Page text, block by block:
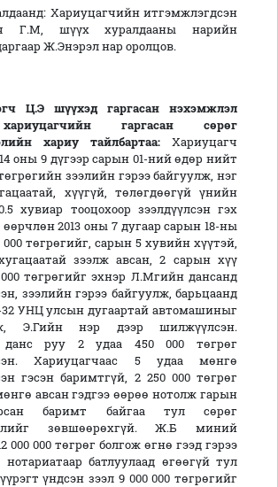
Хариуцагчийн итгэмжлэгдсэн
Г.М, шүүх хуралдааны нарийн
Ж.Энэрэл нар оролцов.
Ц.Э шүүхэд гаргасан нэхэмжлэл
гаргасан сөрөг
хариу тайлбартаа: Хариуцагч
оны 9 дүгээр сарын 01-ний өдөр нийт
төгрөгийн зээлийн гэрээ байгуулж, нэг
хүүгүй, төлөгдөөгүй үнийн
хувиар тооцохоор зээлдүүлсэн гэх
өөрчлөн 2013 оны 7 дугаар сарын 18-ны
000 төгрөгийг, сарын 5 хувийн хүүтэй,
зээлж авсан, 2 сарын хүү
000 төгрөгийг эхнэр Л.Мгийн дансанд
зээлийн гэрээ байгуулж, барьцаанд
32 УНЦ улсын дугаартай автомашиныг
Э.Гийн нэр дээр шилжүүлсэн.
руу 2 удаа 450 000 төгрөг
Хариуцагчаас 5 удаа мөнгө
гэсэн баримтгүй, 2 250 000 төгрөг
авсан гэдгээ өөрөө нотолж гарын
баримт байгаа тул сөрөг
зөвшөөрөхгүй. Ж.Б миний
000 000 төгрөг болгож өгнө гээд гэрээ
нотариатаар батлуулаад өгөөгүй тул
үндсэн зээл 9 000 000 төгрөгийг